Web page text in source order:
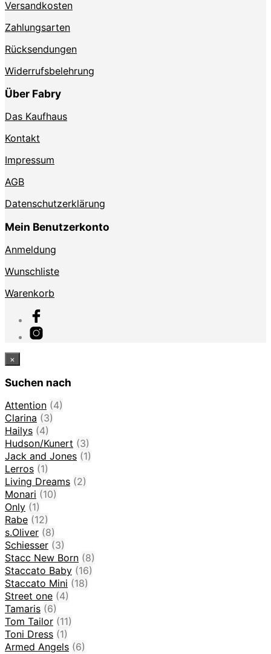
Versandkosten
Zahlungsarten
Rücksendungen
Widerrufsbelehrung
Über Fabry
Das Kaufhaus
Kontakt
Impressum
AGB
Datenschutzerklärung
Mein Benutzerkonto
Anmeldung
Wunschliste
Warenkorb
×
Suchen nach
Attention (4)
Clarina (3)
Hailys (4)
Hudson/Kunert (3)
Jack and Jones (1)
Lerros (1)
Living Dreams (2)
Monari (10)
Only (1)
Rabe (12)
s.Oliver (8)
Schiesser (3)
Stacc New Born (8)
Staccato Baby (16)
Staccato Mini (18)
Street one (4)
Tamaris (6)
Tom Tailor (11)
Toni Dress (1)
Armed Angels (6)